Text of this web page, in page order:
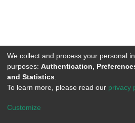
DSpace software copyright ©
We collect and process your personal
purposes: Authentication,
and Statistics
To learn more, please read our privacy
Customize